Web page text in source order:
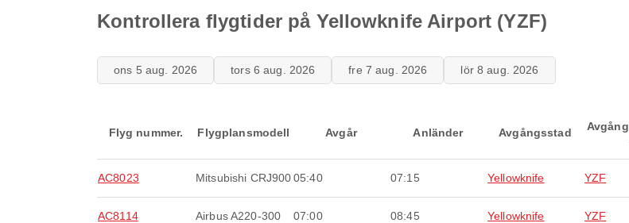
Kontrollera flygtider på Yellowknife Airport (YZF)
ons 5 aug. 2026 tors 6 aug. 2026 fre 7 aug. 2026 lör 8 aug. 2026
Flyg nummer. Flygplansmodell Avgår Anländer Avgångsstad
AC8023 Mitsubishi CRJ90005:40 07:15 Yellowknife YZF
AC8114 Airbus A220-300 07:00 08:45 Yellowknife YZF